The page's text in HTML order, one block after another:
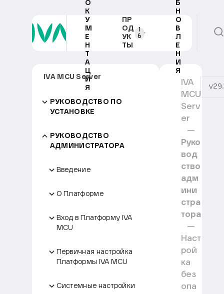
О
К
У
М
Е
Н
Т
А
Ц
И
Я
ПР
ОД
УК
ТЫ
1
6
Б
Н
О
В
Л
Е
Н
И
Я
IVA MCU Server
РУКОВОДСТВО ПО
УСТАНОВКЕ
РУКОВОДСТВО
АДМИНИСТРАТОРА
Введение
О Платформе
Вход в Платформу IVA
MCU
Первичная настройка
Платформы IVA MCU
Системные настройки
IVA
MCU
Serv
er
Руко
вод
ство
адм
ини
стра
тора
Наст
рой
ка
без
опа